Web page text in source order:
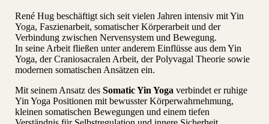
René Hug beschäftigt sich seit vielen Jahren intensiv mit Yin
Yoga, Faszienarbeit, somatischer Körperarbeit und der
Verbindung zwischen Nervensystem und Bewegung.
In seine Arbeit fließen unter anderem Einflüsse aus dem Yin
Yoga, der Craniosacralen Arbeit, der Polyvagal Theorie sowie
modernen somatischen Ansätzen ein.
Mit seinem Ansatz desSomatic Yin Yoga verbindet er ruhige
Yin Yoga Positionen mit bewusster Körperwahrnehmung,
kleinen somatischen Bewegungen und einem tiefen